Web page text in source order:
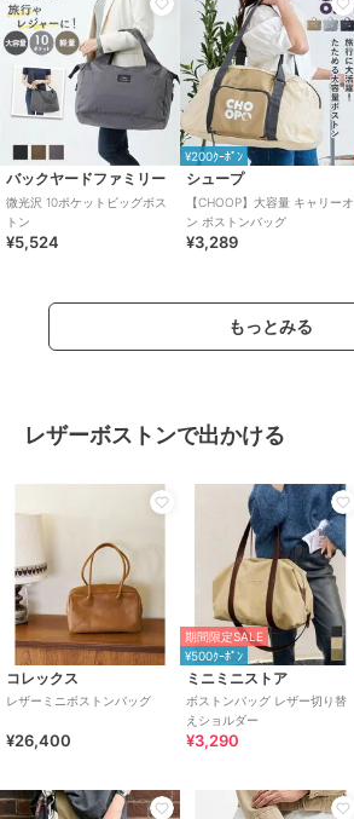
バックヤードファミリー
微光沢 10ポケットビッグボス
トン
¥5,524
¥200ｸｰﾎﾟﾝ
シュープ
【CHOOP】大容量 キャリーオ
ン ボストンバッグ
¥3,289
もっとみる
レザーボストンで出かける
コレックス
レザーミニボストンバッグ
¥26,400
期間限定SALE
¥500ｸｰﾎﾟﾝ
ミニミニストア
ボストンバッグ レザー切り替
えショルダー
¥3,290